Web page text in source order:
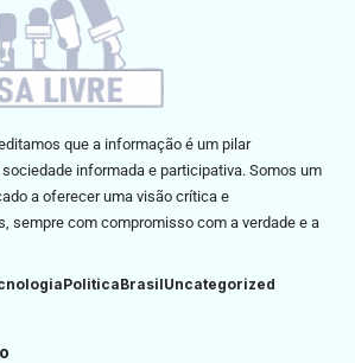
que a informação é um pilar
informada e participativa. Somos um
a oferecer uma visão crítica e
sempre com compromisso com a verdade e a
PoliticaBrasilUncategorized